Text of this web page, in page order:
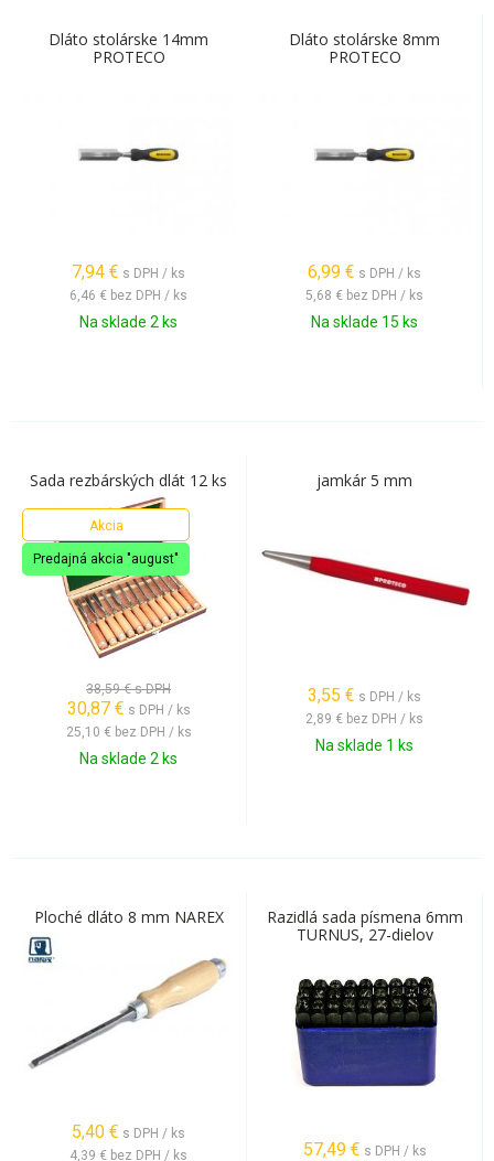
Dláto stolárske 14mm
PROTECO
7,94 € s DPH / ks
6,46 € bez DPH / ks
Na sklade 2 ks
Dláto stolárske 8mm
PROTECO
6,99 € s DPH / ks
5,68 € bez DPH / ks
Na sklade 15 ks
Sada rezbárských dlát 12 ks
Akcia
Predajná akcia "august"
38,59 €s DPH
30,87 € s DPH / ks
25,10 € bez DPH / ks
Na sklade 2 ks
jamkár 5 mm
3,55 € s DPH / ks
2,89 € bez DPH / ks
Na sklade 1 ks
Ploché dláto 8 mm NAREX
5,40 € s DPH / ks
4,39 € bez DPH / ks
Razidlá sada písmena 6mm
TURNUS, 27-dielov
57,49 € s DPH / ks